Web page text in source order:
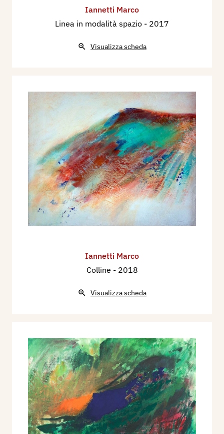
Iannetti Marco
Linea in modalità spazio - 2017
Visualizza scheda
Iannetti Marco
Colline - 2018
Visualizza scheda